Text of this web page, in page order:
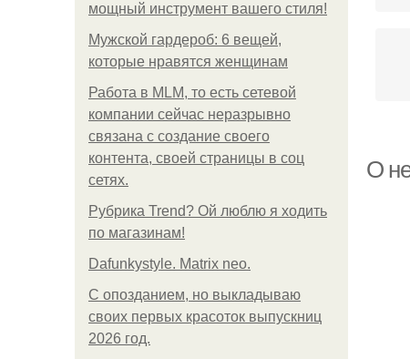
мощный инструмент вашего стиля!
Мужской гардероб: 6 вещей,
которые нравятся женщинам
Работа в MLM, то есть сетевой
компании сейчас неразрывно
связана с создание своего
контента, своей страницы в соц
сетях.
Рубрика Trend? Ой люблю я ходить
по магазинам!
Dafunkystyle. Matrix neo.
С опозданием, но выкладываю
своих первых красоток выпускниц
2026 год.
О